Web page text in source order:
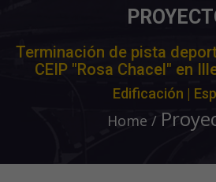
Terminación de pista
CEIP "Rosa Chacel" en
Edificación |
Home